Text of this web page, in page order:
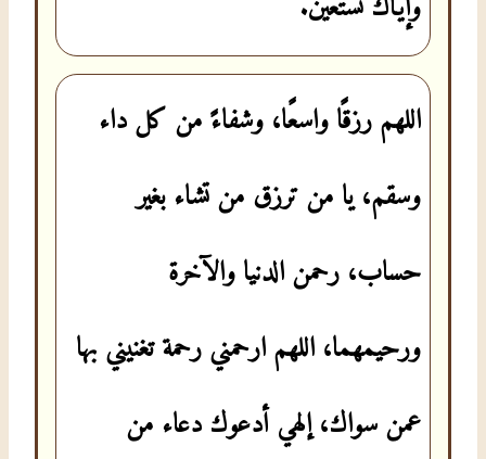
اللهم رزقًا واسعًا، وشفاءً من كل داء
وسقم، يا من ترزق من تشاء بغير
حساب، رحمن الدنيا والآخرة
ورحيمهما، اللهم ارحمني رحمة تغنيني بها
عمن سواك، إلهي أدعوك دعاء من